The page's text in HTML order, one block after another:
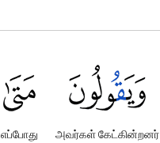
அவர்கள் கேட்கின்றனர்
எப்போது